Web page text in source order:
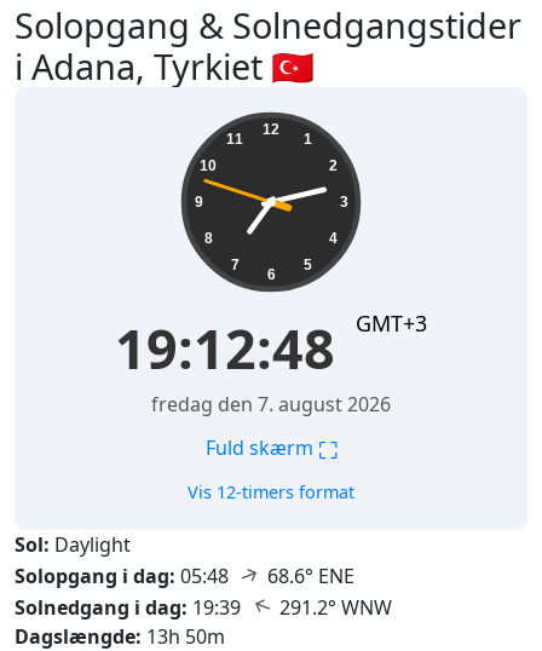
Solopgang & Solnedgangstider
i Adana, Tyrkiet 🇹🇷
12
1
2
3
4
5
6
7
8
9
10
11
19:12:49 GMT+3
fredag den 7. august 2026
Fuld skærm ⛶
Vis 12-timers format
Sol: Daylight
Solopgang i dag: 05:48 ↑ 68.6° ENE
Solnedgang i dag: 19:39 ↑ 291.2° WNW
Dagslængde: 13h 50m